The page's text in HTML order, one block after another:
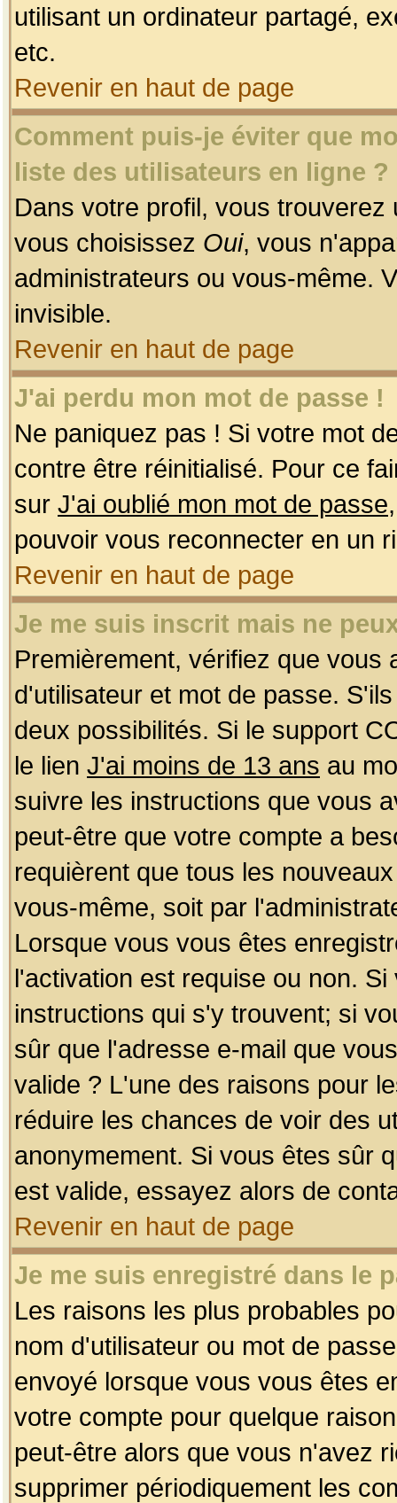
utilisant un ordinateur partagé,
etc.
Revenir en haut de page
Comment puis-je éviter que
liste des utilisateurs en ligne ?
Dans votre profil, vous
vous choisissez Oui, vous
administrateurs ou vous-même.
invisible.
Revenir en haut de page
J'ai perdu mon mot de passe !
Ne paniquez pas ! Si votre mot
contre être réinitialisé. Pour ce
sur J'ai oublié mon mot de passe
pouvoir vous reconnecter en un
Revenir en haut de page
Je me suis inscrit mais ne
Premièrement, vérifiez que
d'utilisateur et mot de passe.
deux possibilités. Si le support
le lien J'ai moins de 13 ans au
suivre les instructions que vous
peut-être que votre compte a
requièrent que tous les
vous-même, soit par
Lorsque vous vous êtes
l'activation est requise ou non.
instructions qui s'y trouvent; si
sûr que l'adresse e-mail que
valide ? L'une des raisons pour
réduire les chances de voir des
anonymement. Si vous êtes sûr
est valide, essayez alors de
Revenir en haut de page
Je me suis enregistré dans le
Les raisons les plus probables
nom d'utilisateur ou mot de
envoyé lorsque vous vous êtes
votre compte pour quelque
peut-être alors que vous n'avez
supprimer périodiquement les